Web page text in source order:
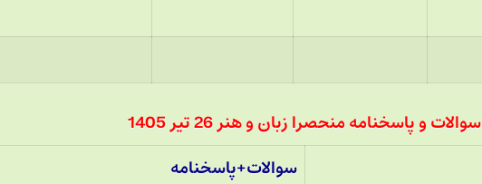
سوالات و پاسخنامه منحصرا زبان و هنر 26 تیر 1405
سوالات+پاسخنامه